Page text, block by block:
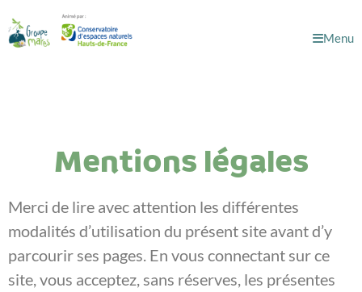
Menu
Mentions légales
Merci de lire avec attention les différentes
modalités d’utilisation du présent site avant d’y
parcourir ses pages. En vous connectant sur ce
site, vous acceptez, sans réserves, les présentes